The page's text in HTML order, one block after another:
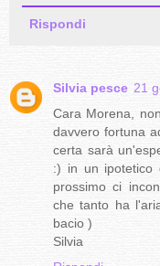
Rispondi
Silvia pesce 21
Cara Morena,
davvero fortuna
certa sarà
:) in un ipotetico
prossimo ci
che tanto ha
bacio )
Silvia